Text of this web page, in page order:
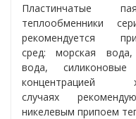
Пластинчатые
теплообменники
рекомендуется
сред: морская вода,
вода,
случаях
никелевым припоем